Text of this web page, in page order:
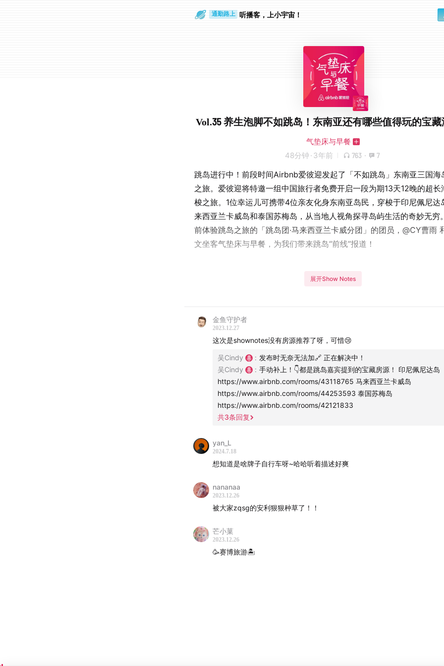
通勤路上 听播客，上小宇宙！
Vol.35 养生泡脚不如跳岛！东南亚还有哪些值得玩的宝
气垫床与早餐
48分钟 · 3年前 763 · 7
跳岛进行中！前段时间Airbnb爱彼迎发起了「不如跳岛」东南亚三国海
之旅。爱彼迎将特邀一组中国旅行者免费开启一段为期13天12晚的超长
梭之旅。1位幸运儿可携带4位亲友化身东南亚岛民，穿梭于印尼佩尼达
来西亚兰卡威岛和泰国苏梅岛，从当地人视角探寻岛屿生活的奇妙无穷
前体验跳岛之旅的「跳岛团·马来西亚兰卡威分团」的团员，@CY曹雨
文坐客气垫床与早餐，为我们带来跳岛“前线”报道！
刚从迪拜、土耳其回来的@CY曹雨，更新下旅行近况
看世界的步履不停，这个冬天邀请朋友们一起去兰卡威跳岛
「跳岛」有什么好玩的？
去马来西亚兰卡威玩海岛，不如先顺路去吉隆坡玩一玩
17:52 虽然都是海岛，但是每个岛上的好玩活动大有不同！
20公里的骑行，3个小时的皮划艇，压根没玩够
29:34 兰卡威当地的好吃好玩，全靠房东推荐！
日落巡航之旅，和来自世界各地的朋友跳舞太开心
40:40 没想到兰卡威还住着好多世界著名的音乐家
不是每一种旅行都叫爱彼迎
展开Show Notes
金鱼守护者
2023.12.27
这次是shownotes没有房源推荐了呀，可惜😢
吴Cindy : 发布时无奈无法加🔗 正在解决中！
吴Cindy
: 手动补上！👇都是跳岛嘉宾提到的宝藏房源！ 印尼佩尼达岛
https://www.airbnb.com/rooms/43118765 马来西亚兰卡威岛
https://www.airbnb.com/rooms/44253593 泰国苏梅岛
https://www.airbnb.com/rooms/42121833
共3条回复
yan_L
2024.7.18
想知道是啥牌子自行车呀~哈哈听着描述好爽
nananaa
2023.12.26
被大家zqsg的安利狠狠种草了！！
芒小菓
2023.12.26
🥳赛博旅游🏝️